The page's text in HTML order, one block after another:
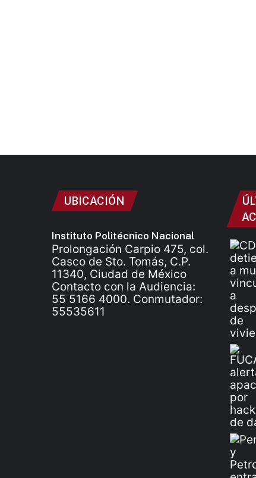
UBICACIÓN
Instituto Politécnico Nacional
Prolongación Carpio 475, col.
Casco de Sto. Tomás, C.P.
11340, Ciudad de México
Contacto con la Audiencia:
55 5166 4000. Conmutador:
55535611